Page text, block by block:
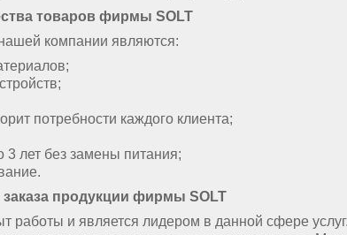
товаров фирмы SOLT
компании являются:
потребности каждого клиента;
3 лет без замены питания;
продукции фирмы SOLT
и является лидером в данной сфере